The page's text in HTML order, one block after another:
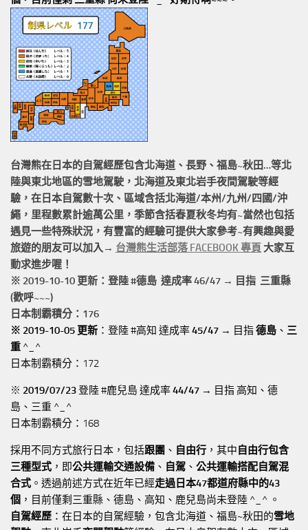
台灣熊在日本的自駕經歷包含北海道、長野、福島~秋田…等北
陸與東北地區的雪地駕駛 ，北海道及東北岩手夜間駕駛等經
驗，在日本自駕數十次、區域含括北海道/本州/九州/四國/沖
繩， 里程數累計逾萬公里 ，季節含括春夏秋冬均有~當然也包括
遇見一些特殊狀況，有豐富的經驗可提供大家參考~有興趣與愛
旅遊的朋友可以加入→ 台灣熊生活部落 FACEBOOK 專頁 大家互
動求進步喔！
※ 2019-10-10 更新：登陸 #德島 達成率 46/47 → 目指 三重縣
(歡呼~~~)
日本制霸積分：176
※ 2019-10-05 更新 ：登陸 #高知 達成率45/47 → 目指德島 、 三
重 ^_^
日本制霸積分：172
※ 2019/07/23登陸 #鹿兒島 達成率44/47 → 目指 高知、德
島、三重 ^_^
日本制霸積分：168
採用不同方式旅行日本，包括跟團 、 自由行 ，其中自由行包含
三種型式 ，即公共運輸交通設備 、 自駕 、 公共運輸搭配自駕混
合式 。透過前述方式在近年已經走過日本47都道府縣中的43
個 ，目前僅剩三重縣、德島、高知、鹿兒島尚未登陸 ^_^ 。
自駕經歷 ：在日本的自駕經驗，包含北海道、福島~秋田的雪地